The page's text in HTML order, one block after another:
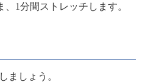
1分間ストレッチします。
ましょう。